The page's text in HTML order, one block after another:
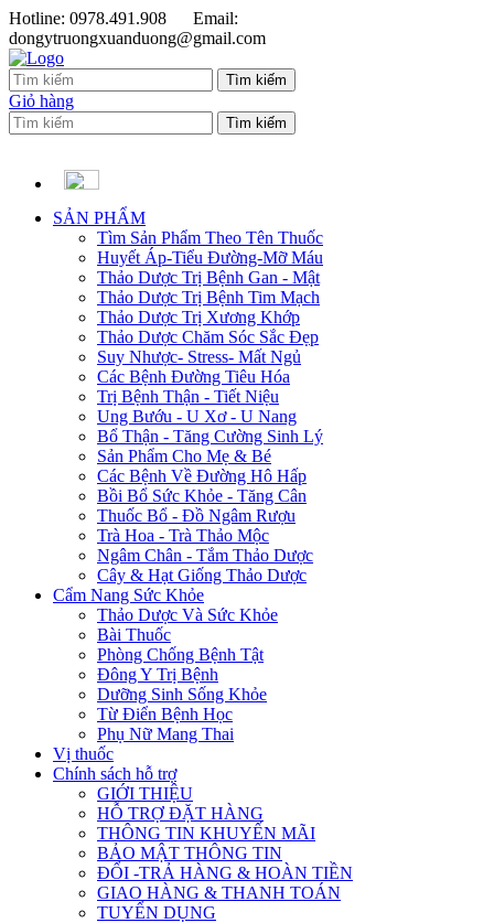
Hotline: 0978.491.908
Email:
dongytruongxuanduong@gmail.com
Giỏ hàng
SẢN PHẨM
Tìm Sản Phẩm Theo Tên Thuốc
Huyết Áp-Tiểu Đường-Mỡ Máu
Thảo Dược Trị Bệnh Gan - Mật
Thảo Dược Trị Bệnh Tim Mạch
Thảo Dược Trị Xương Khớp
Thảo Dược Chăm Sóc Sắc Đẹp
Suy Nhược- Stress- Mất Ngủ
Các Bệnh Đường Tiêu Hóa
Trị Bệnh Thận - Tiết Niệu
Ung Bướu - U Xơ - U Nang
Bổ Thận - Tăng Cường Sinh Lý
Sản Phẩm Cho Mẹ & Bé
Các Bệnh Về Đường Hô Hấp
Bồi Bổ Sức Khỏe - Tăng Cân
Thuốc Bổ - Đồ Ngâm Rượu
Trà Hoa - Trà Thảo Mộc
Ngâm Chân - Tắm Thảo Dược
Cây & Hạt Giống Thảo Dược
Cẩm Nang Sức Khỏe
Thảo Dược Và Sức Khỏe
Bài Thuốc
Phòng Chống Bệnh Tật
Đông Y Trị Bệnh
Dưỡng Sinh Sống Khỏe
Từ Điển Bệnh Học
Phụ Nữ Mang Thai
Vị thuốc
Chính sách hỗ trợ
GIỚI THIỆU
HỖ TRỢ ĐẶT HÀNG
THÔNG TIN KHUYẾN MÃI
BẢO MẬT THÔNG TIN
ĐỔI -TRẢ HÀNG & HOÀN TIỀN
GIAO HÀNG & THANH TOÁN
TUYỂN DỤNG